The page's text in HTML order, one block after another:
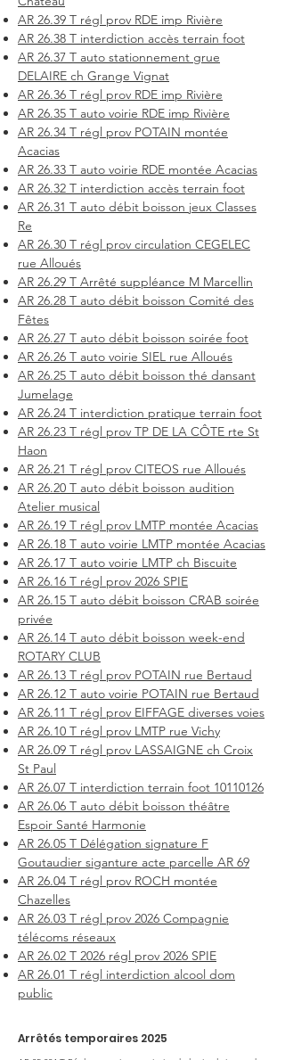
AR 26.39 T régl prov RDE imp Rivière
AR 26.38 T interdiction accès terrain foot
AR 26.37 T auto stationnement grue
DELAIRE ch Grange Vignat
AR 26.36 T régl prov RDE imp Rivière
AR 26.35 T auto voirie RDE imp Rivière
AR 26.34 T régl prov POTAIN montée
Acacias
AR 26.33 T auto voirie RDE montée Acacias
AR 26.32 T interdiction accès terrain foot
AR 26.31 T auto débit boisson jeux Classes
Re
AR 26.30 T régl prov circulation CEGELEC
rue Alloués
AR 26.29 T Arrêté suppléance M Marcellin
AR 26.28 T auto débit boisson Comité des
Fêtes
AR 26.27 T auto débit boisson soirée foot
AR 26.26 T auto voirie SIEL rue Alloués
AR 26.25 T auto débit boisson thé dansant
Jumelage
AR 26.24 T interdiction pratique terrain foot
AR 26.23 T régl prov TP DE LA CÔTE rte St
Haon
AR 26.21 T régl prov CITEOS rue Alloués
AR 26.20 T auto débit boisson audition
Atelier musical
AR 26.19 T régl prov LMTP montée Acacias
AR 26.18 T auto voirie LMTP montée Acacias
AR 26.17 T auto voirie LMTP ch Biscuite
AR 26.16 T régl prov 2026 SPIE
AR 26.15 T auto débit boisson CRAB soirée
privée
AR 26.14 T auto débit boisson week-end
ROTARY CLUB
AR 26.13 T régl prov POTAIN rue Bertaud
AR 26.12 T auto voirie POTAIN rue Bertaud
AR 26.11 T régl prov EIFFAGE diverses voies
AR 26.10 T régl prov LMTP rue Vichy
AR 26.09 T régl prov LASSAIGNE ch Croix
St Paul
AR 26.07 T interdiction terrain foot 10110126
AR 26.06 T auto débit boisson théâtre
Espoir Santé Harmonie
AR 26.05 T Délégation signature F
Goutaudier siganture acte parcelle AR 69
AR 26.04 T régl prov ROCH montée
Chazelles
AR 26.03 T régl prov 2026 Compagnie
télécoms réseaux
AR 26.02 T 2026 régl prov 2026 SPIE
AR 26.01 T régl interdiction alcool dom
public
Arrêtés temporaires 2025